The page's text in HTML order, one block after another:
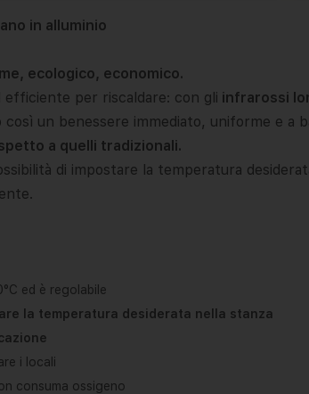
in alluminio
ecologico, economico.
efficiente per riscaldare: con gli infrarossi
così un benessere immediato, uniforme e a
a quelli tradizionali.
di impostare la temperatura
ed è regolabile
la temperatura desiderata nella stanza
i locali
consuma ossigeno